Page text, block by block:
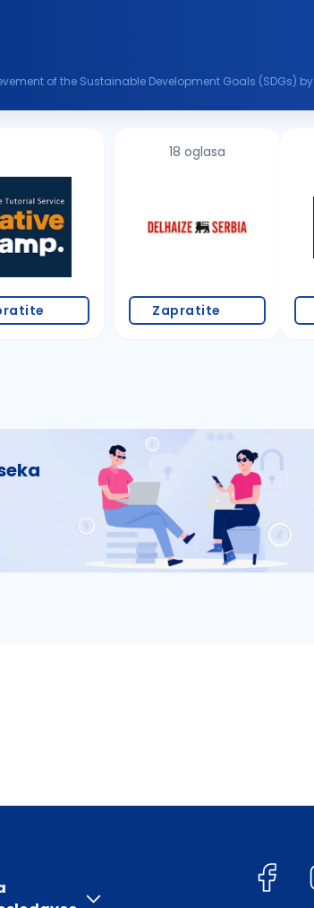
of the Sustainable Development Goals (SDGs)
18 oglasa
Zapratite